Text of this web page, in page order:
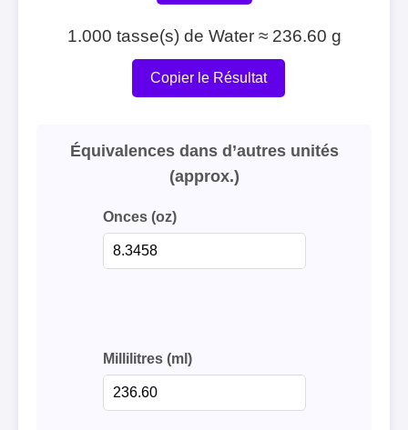
1.000 tasse(s) de Water ≈ 236.60 g
Copier le Résultat
Équivalences dans d’autres unités
(approx.)
Onces (oz)
Millilitres (ml)